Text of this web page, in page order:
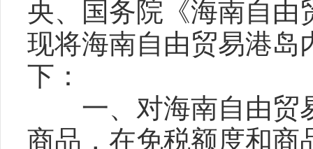
央、国务院《海南自由
现将海南自由贸易港岛
下：
一、对海南自由贸易
商品，在免税额度和商